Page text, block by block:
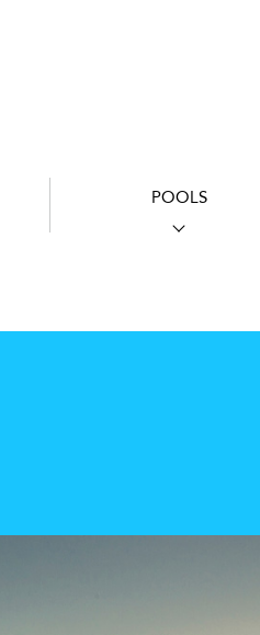
POOLS